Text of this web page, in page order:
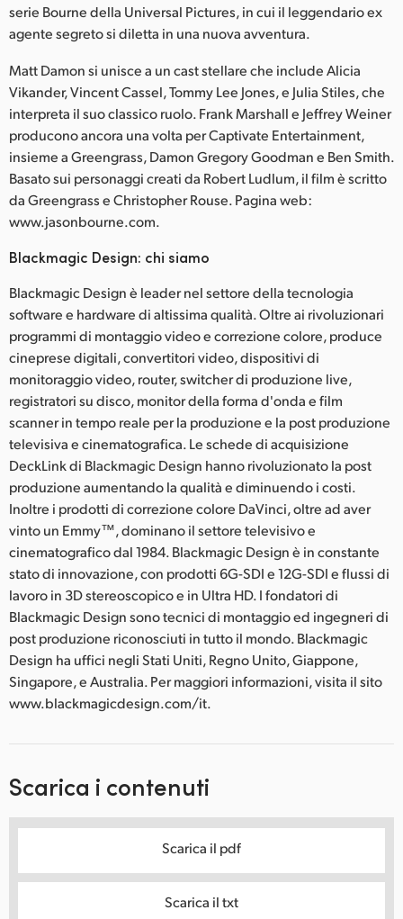
serie Bourne della Universal Pictures, in cui il leggendario ex
agente segreto si diletta in una nuova avventura.
Matt Damon si unisce a un cast stellare che include Alicia
Vikander, Vincent Cassel, Tommy Lee Jones, e Julia Stiles, che
interpreta il suo classico ruolo. Frank Marshall e Jeffrey Weiner
producono ancora una volta per Captivate Entertainment,
insieme a Greengrass, Damon Gregory Goodman e Ben Smith.
Basato sui personaggi creati da Robert Ludlum, il film è scritto
da Greengrass e Christopher Rouse. Pagina web:
www.jasonbourne.com.
Blackmagic Design: chi siamo
Blackmagic Design è leader nel settore della tecnologia
software e hardware di altissima qualità. Oltre ai rivoluzionari
programmi di montaggio video e correzione colore, produce
cineprese digitali, convertitori video, dispositivi di
monitoraggio video, router, switcher di produzione live,
registratori su disco, monitor della forma d'onda e film
scanner in tempo reale per la produzione e la post produzione
televisiva e cinematografica. Le schede di acquisizione
DeckLink di Blackmagic Design hanno rivoluzionato la post
produzione aumentando la qualità e diminuendo i costi.
Inoltre i prodotti di correzione colore DaVinci, oltre ad aver
vinto un Emmy™, dominano il settore televisivo e
cinematografico dal 1984. Blackmagic Design è in constante
stato di innovazione, con prodotti 6G-SDI e 12G-SDI e flussi di
lavoro in 3D stereoscopico e in Ultra HD. I fondatori di
Blackmagic Design sono tecnici di montaggio ed ingegneri di
post produzione riconosciuti in tutto il mondo. Blackmagic
Design ha uffici negli Stati Uniti, Regno Unito, Giappone,
Singapore, e Australia. Per maggiori informazioni, visita il sito
www.blackmagicdesign.com/it.
Scarica i contenuti
Scarica il pdf
Scarica il txt